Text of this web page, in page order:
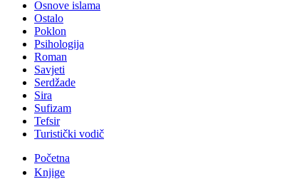
Osnove islama
Ostalo
Poklon
Psihologija
Roman
Savjeti
Serdžade
Sira
Sufizam
Tefsir
Turistički vodič
Početna
Knjige